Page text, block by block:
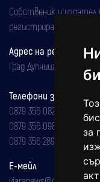
за
Собственик и издател
регистрирана на
Адрес на редакцията
Град Дупница,
Телефони за реклама
0879 356 082
0879 356 098
0879 356 289
Е-мейл